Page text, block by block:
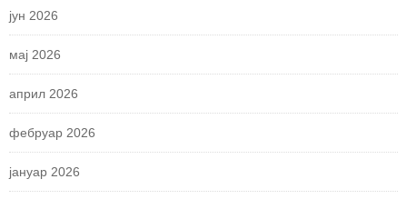
јун 2026
мај 2026
април 2026
фебруар 2026
јануар 2026